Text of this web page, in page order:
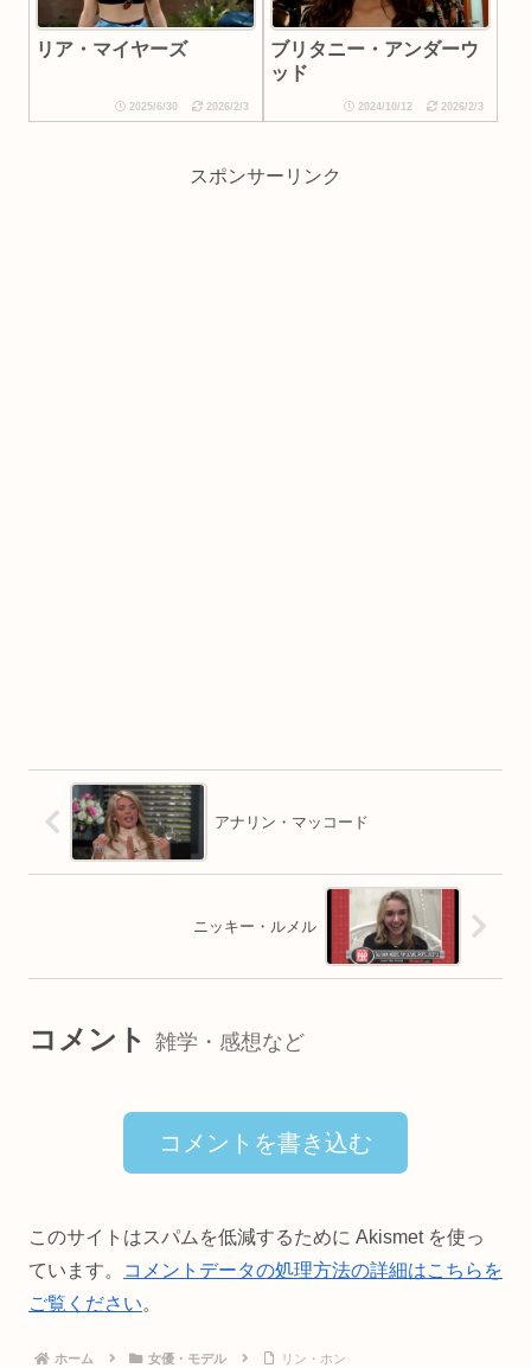
リア・マイヤーズ
2025/6/30 2026/2/3
ブリタニー・アンダーウ
ッド
2024/10/12 2026/2/3
スポンサーリンク
アナリン・マッコード
ニッキー・ルメル
コメント 雑学・感想など
コメントを書き込む
このサイトはスパムを低減するために Akismet を使っ
ています。
コメントデータの処理方法の詳細はこちらを
ご覧ください。
ホーム 女優・モデル リン・ホン